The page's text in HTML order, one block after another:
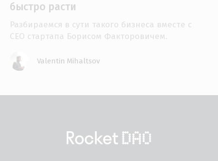
быстро расти
Разбираемся в сути такого бизнеса вместе с
СЕО стартапа Борисом Факторовичем.
Valentin Mihaltsov